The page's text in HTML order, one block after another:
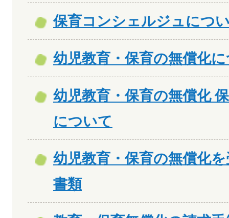
保育コンシェルジュにつ
幼児教育・保育の無償化
幼児教育・保育の無償化
について
幼児教育・保育の無償化
書類